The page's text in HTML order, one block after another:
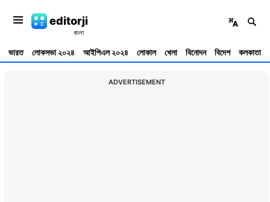
editorji
ভারত লোকসভা ২০২৪ আইপিএল ২০২৪ লোকাল খেলা বিনোদন বিদেশ কলকাতা
ADVERTISEMENT